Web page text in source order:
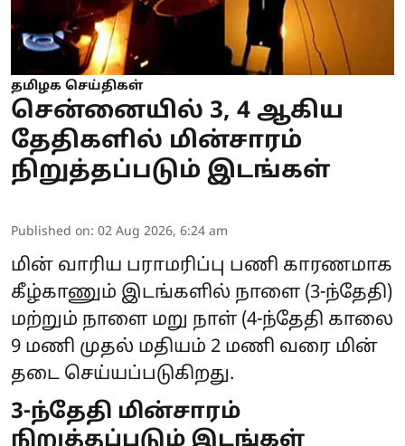
தமிழக செய்திகள்
சென்னையில் 3, 4 ஆகிய
தேதிகளில் மின்சாரம்
நிறுத்தப்படும் இடங்கள்
Published on: 02 Aug 2026, 6:24 am
மின் வாரிய பராமரிப்பு பணி காரணமாக
கீழ்காணும் இடங்களில் நாளை (3-ந்தேதி)
மற்றும் நாளை மறு நாள் (4-ந்தேதி காலை
9 மணி முதல் மதியம் 2 மணி வரை மின்
தடை செய்யப்படுகிறது.
3-ந்தேதி மின்சாரம்
நிறுத்தப்படும் இடங்கள்